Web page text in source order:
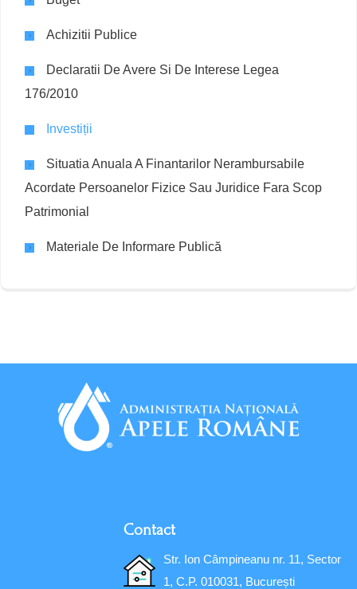
Achizitii Publice
Declaratii De Avere Si De Interese Legea
176/2010
Investiții
Situatia Anuala A Finantarilor Nerambursabile
Acordate Persoanelor Fizice Sau Juridice Fara Scop
Patrimonial
Materiale De Informare Publică
Contact
Str. Ion Câmpineanu nr. 11, Sector
1, C.P. 010031, București